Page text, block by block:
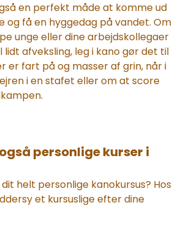
en perfekt måde at komme ud
og få en hyggedag på vandet. Om
unge eller dine arbejdskollegaer
afveksling, leg i kano gør det til
er fart på og masser af grin, når i
i en stafet eller om at score
personlige kurser i
helt personlige kanokursus? Hos
et kursuslige efter dine